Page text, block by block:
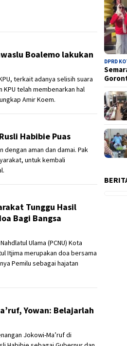
Boalemo lakukan
terkait adanya selisih suara
KPU telah membenarkan hal
Amir Koem.
Habibie Puas
dengan aman dan damai. Pak
untuk kembali
Tunggu Hasil
Bagi Bangsa
Ulama (PCNU) Kota
Itjima merupakan doa bersama
Pemilu sebagai hajatan
Yowan: Belajarlah
Jokowi-Ma’ruf di
DPRD